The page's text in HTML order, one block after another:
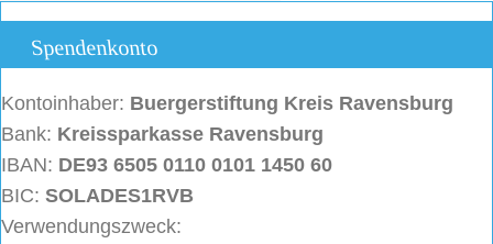
Spendenkonto
Kontoinhaber: Buergerstiftung Kreis Ravensburg
Bank: Kreissparkasse Ravensburg
IBAN: DE93 6505 0110 0101 1450 60
BIC: SOLADES1RVB
Verwendungszweck: